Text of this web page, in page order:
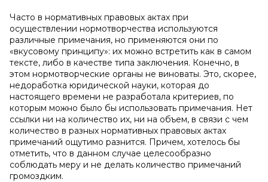
Часто в нормативных правовых актах при
осуществлении нормотворчества используются
различные примечания, но применяются они по
«вкусовому принципу»: их можно встретить как в самом
тексте, либо в качестве типа заключения. Конечно, в
этом нормотворческие органы не виноваты. Это, скорее,
недоработка юридической науки, которая до
настоящего времени не разработала критериев, по
которым можно было бы использовать примечания. Нет
ссылки ни на количество их, ни на объем, в связи с чем
количество в разных нормативных правовых актах
примечаний ощутимо разнится. Причем, хотелось бы
отметить, что в данном случае целесообразно
соблюдать меру и не делать количество примечаний
громоздким.